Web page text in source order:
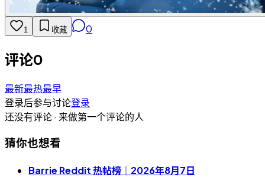
1 收藏 0
评论0
最新最热最早
登录后参与讨论登录
还没有评论 · 来做第一个评论的人
猜你也想看
Barrie Reddit 热帖榜｜2026年8月7日